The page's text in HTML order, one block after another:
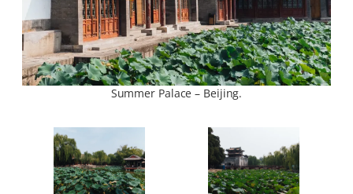
Summer Palace – Beijing.